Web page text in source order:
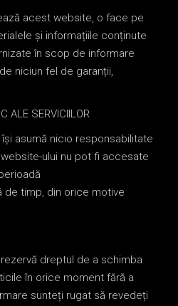
acest website, o face pe
și informațiile conținute
în scop de informare
niciun fel de garanții,
ALE SERVICIILOR
își asumă nicio responsabilitate
ului nu pot fi accesate
de timp, din orice motive
rezervă dreptul de a schimba
în orice moment fără a
sunteți rugat să revedeți